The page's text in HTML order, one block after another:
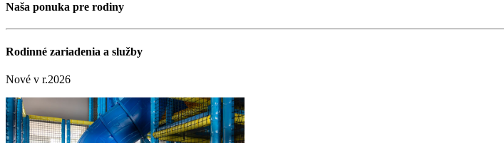
Naša ponuka pre rodiny
Rodinné zariadenia a služby
Nové v r.2026